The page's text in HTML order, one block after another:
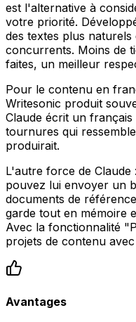
est l'alternative à
votre priorité.
des textes plus
concurrents. Moins de
faites, un meilleur
Pour le contenu en
Writesonic produit
Claude écrit un
tournures qui
produirait.
L'autre force de Claude
pouvez lui envoyer un
documents de
garde tout en mémoire
Avec la fonctionnalité
projets de contenu
Avantages